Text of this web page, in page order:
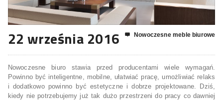
22 września 2016  Nowoczesne meble biurowe
Nowoczesne biuro stawia przed producentami wiele wymagań.
Powinno być inteligentne, mobilne, ułatwiać pracę, umożliwiać relaks
i dodatkowo powinno być estetyczne i dobrze projektowane. Dziś,
kiedy nie potrzebujemy już tak dużo przestrzeni do pracy co dawniej